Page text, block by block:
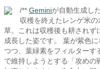
/** Geminiが自動生成し
収穫を終えたレンゲ米
草。これは収穫後も耕されず
成長した姿です。 葉が紫色
つつ、葉緑素をフィルターす
で維持しようとする「攻め